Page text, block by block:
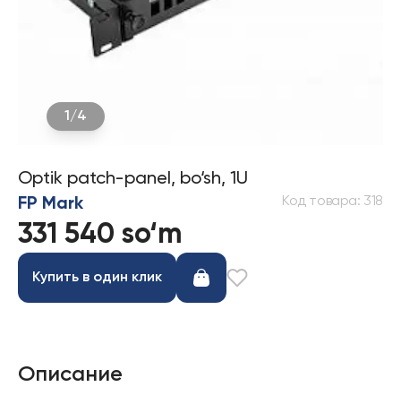
1 /4
Optik patch-panel, bo‘sh, 1U
FP Mark
Код товара: 318
331 540 so‘m
Купить в один клик
Описание